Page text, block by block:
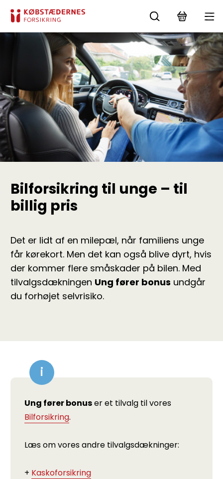
Bilforsikring til unge – til
billig pris
Det er lidt af en milepæl, når familiens unge
får kørekort. Men det kan også blive dyrt, hvis
der kommer flere småskader på bilen. Med
tilvalgsdækningen Ung fører bonus undgår
du forhøjet selvrisiko.
Ung fører bonuser et tilvalg til vores
Bilforsikring.
Læs om vores andre tilvalgsdækninger:
+ Kaskoforsikring